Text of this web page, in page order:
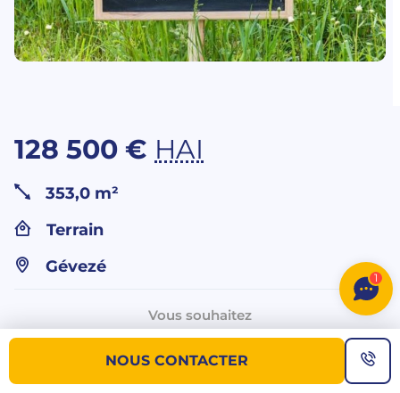
128 500 € HAI
353,0 m²
Terrain
Gévezé
Vous souhaitez
plus d’informations sur ce bien ?
NOUS CONTACTER
NOUS CONTACTER
1